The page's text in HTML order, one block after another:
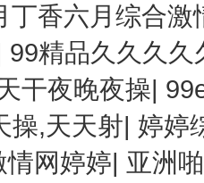
丁香六月综合
99精品久久久久
干夜晚夜操|
操,天天射| 婷婷
情网婷婷| 亚洲